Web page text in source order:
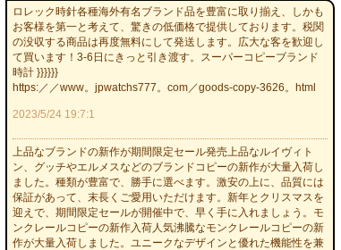
ロレック時針各種海外有名ブランド品を豊富に取り揃え、しかも
お客様を第一と考えて、驚きの低価格で提供しております。税関
の没収する商品は再度無料にして発送します。広大な客を歓迎し
て買います！3-6日にきっと引き渡す。スーパーコピーブランド
時計 }}}}}}
https:／／www。jpwatchs777。com／goods-copy-3626。html
2023/5/24 19:7:1
上品なブランドの新作が期間限定セール発売上品なルイヴィト
ン、グッチやエルメスなどのブランドコピーの新作が大量入荷し
ました。種類が豊富で、勝手に選べます。激安の上に、品質には
保証があって、末長くご愛用いただけます。新年とクリスマスを
迎えで、期間限定セールが開催中で、早く手に入れましょう。モ
ンクレールコピーの新作入荷人気沸騰なモンクレールコピーの新
作が大量入荷しました。ユニークなデザインと優れた機能性を兼